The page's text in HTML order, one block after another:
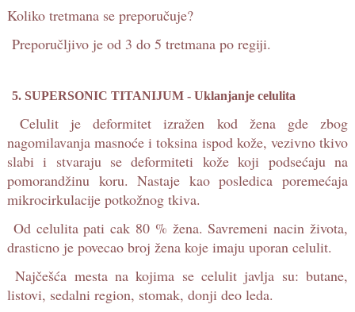
Koliko tretmana se preporučuje?
Preporučljivo je od 3 do 5 tretmana po regiji.
5. SUPERSONIC TITANIJUM - Uklanjanje celulita
Celulit je deformitet izražen kod žena gde zbog
nagomilavanja masnoće i toksina ispod kože, vezivno tkivo
slabi i stvaraju se deformiteti kože koji podsećaju na
pomorandžinu koru. Nastaje kao posledica poremećaja
mikrocirkulacije potkožnog tkiva.
Od celulita pati cak 80 % žena. Savremeni nacin života,
drasticno je povecao broj žena koje imaju uporan celulit.
Najčešća mesta na kojima se celulit javlja su: butane,
listovi, sedalni region, stomak, donji deo leda.